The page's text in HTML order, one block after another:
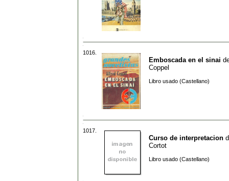
1016.
Emboscada en el sinai
Coppel
Libro usado (Castellano)
1017.
Curso de interpretacion
Cortot
Libro usado (Castellano)